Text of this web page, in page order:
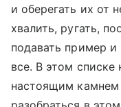
и оберегать их от
хвалить, ругать,
подавать пример и
все. В этом списке
настоящим камнем